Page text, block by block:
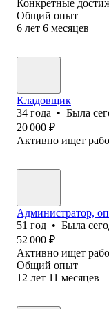
Конкретные
Общий опыт
6 лет 6 месяцев
Кладовщик
34 года • Была
20 000 ₽
Активно ищет
Администратор,
51 год • Была
52 000 ₽
Активно ищет
Общий опыт
12 лет 11 месяцев